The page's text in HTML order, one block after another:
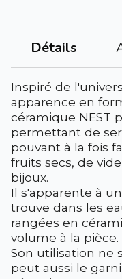
Détails
Inspiré de
apparence en
céramique NEST
permettant de
pouvant à la fois
fruits secs, de
bijoux.
Il s'apparente à
trouve dans les
rangées en
volume à la pièce.
Son utilisation ne
peut aussi le